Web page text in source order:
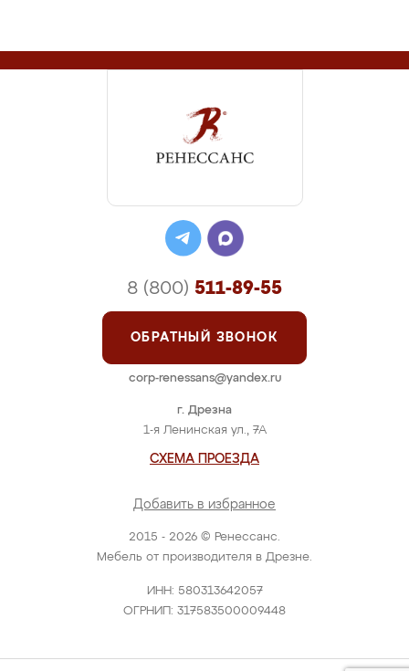
2015 - 2026 © Ренессанс.
Мебель от производителя в Дрезне.
ИНН: 580313642057
ОГРНИП: 317583500009448
г. Дрезна
1-я Ленинская ул., 7А
СХЕМА ПРОЕЗДА
Добавить в избранное
8 (800) 511-89-55
ОБРАТНЫЙ ЗВОНОК
corp-renessans@yandex.ru